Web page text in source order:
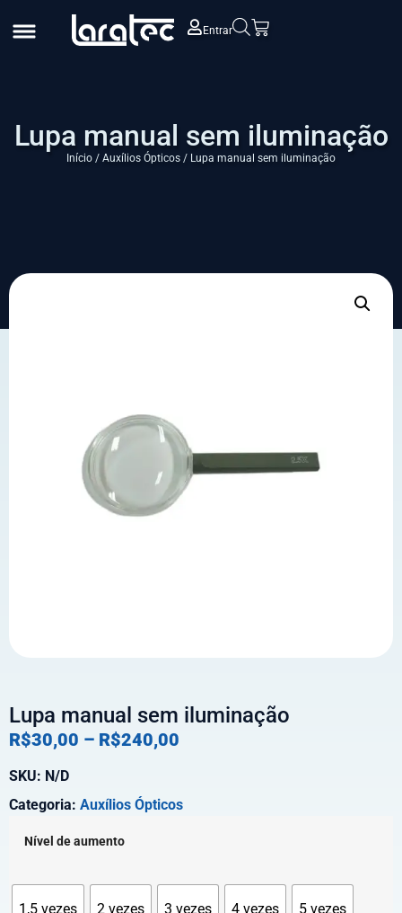
Entrar
Lupa manual sem iluminação
Início / Auxílios Ópticos / Lupa manual sem iluminação
Lupa manual sem iluminação
R$30,00 – R$240,00
SKU: N/D
Categoria: Auxílios Ópticos
Nível de aumento
1,5 vezes 2 vezes 3 vezes 4 vezes 5 vezes